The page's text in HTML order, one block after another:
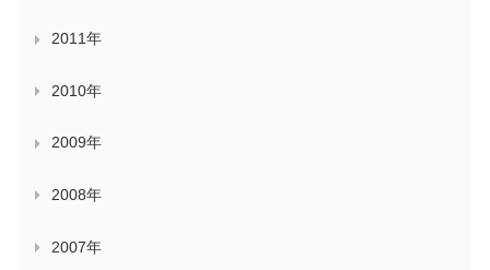
2011年
2010年
2009年
2008年
2007年